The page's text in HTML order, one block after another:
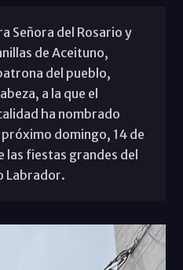
Señora del Rosario y
de Aceituno,
del pueblo,
a la que el
ha nombrado
domingo, 14 de
las fiestas grandes del
Labrador.